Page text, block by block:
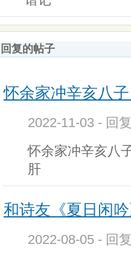
回复的帖子
怀余家冲辛亥八
2022-11-03 - 回
怀余家冲辛亥八
肝
和诗友《夏日闲
2022-08-05 - 回